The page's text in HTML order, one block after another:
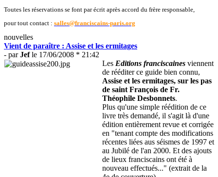
Toutes les réservations se font par écrit après accord du frère responsable,
pour tout contact : salles@franciscains-paris.org
nouvelles
Vient de paraître : Assise et les ermitages
- parJefle 17/06/2008 * 21:42
Les Editions franciscaines viennent
de rééditer ce guide bien connu,
Assise et les ermitages, sur les pas
de saint François de Fr.
Théophile Desbonnets.
Plus qu'une simple réédition de ce
livre très demandé, il s'agit là d'une
édition entièrement revue et corrigée
en "tenant compte des modifications
récentes liées aus séismes de 1997 et
au Jubilé de l'an 2000. Et des ajouts
de lieux franciscains ont été à
nouveau effectués..." (extrait de la